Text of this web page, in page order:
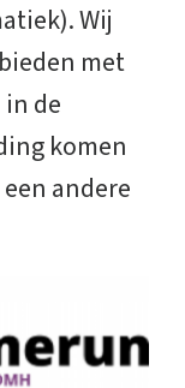
Wij
met
de
komen
andere